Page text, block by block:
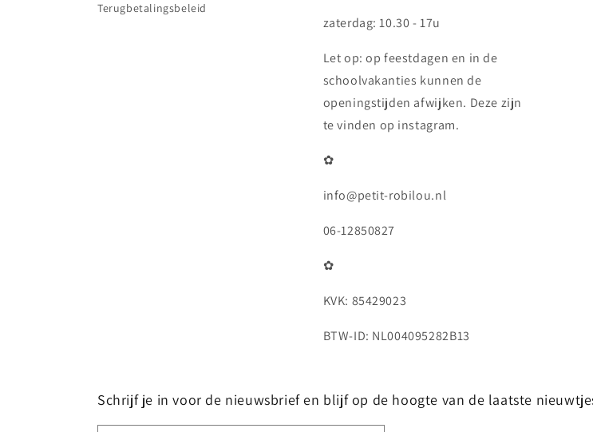
Terugbetalingsbeleid
zaterdag: 10.30 - 17u
Let op: op feestdagen en in de
schoolvakanties kunnen de
openingstijden afwijken. Deze zijn
te vinden op instagram.
✿
info@petit-robilou.nl
06-12850827
✿
KVK: 85429023
BTW-ID: NL004095282B13
Schrijf je in voor de nieuwsbrief en blijf op de hoogte van de laatste